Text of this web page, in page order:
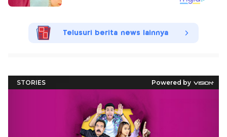
Telusuri berita news lainnya